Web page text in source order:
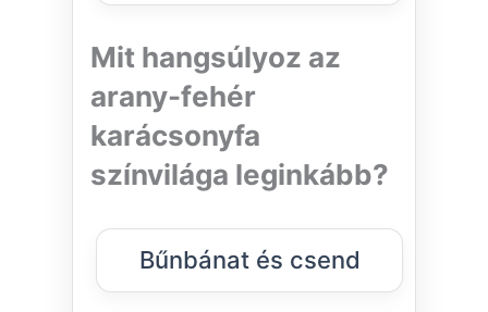
Mit hangsúlyoz az
arany-fehér
karácsonyfa
színvilága leginkább?
Bűnbánat és csend